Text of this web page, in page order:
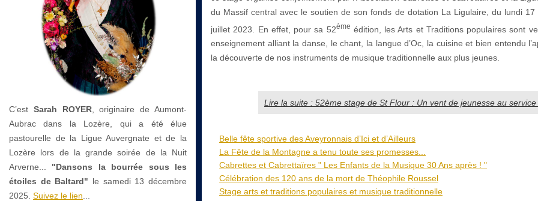
C’est Sarah ROYER, originaire de Aumont-
Aubrac dans la Lozère, qui a été élue
pastourelle de la Ligue Auvergnate et de la
Lozère lors de la grande soirée de la Nuit
Arverne...
"Dansons la bourrée sous les
étoiles de Baltard" le samedi 13 décembre
2025. Suivez le lien
du Massif central avec le soutien de son fonds de dotation La Ligulaire, du lundi 17
juillet 2023. En effet, pour sa 52ème édition, les Arts et Traditions populaires sont
enseignement alliant la danse, le chant, la langue d’Oc, la cuisine et bien entendu
la découverte de nos instruments de musique traditionnelle aux plus jeunes.
Lire la suite : 52ème stage de St Flour : Un vent de jeunesse au
Belle fête sportive des Aveyronnais d’Ici et d’Ailleurs
La Fête de la Montagne a tenu toute ses promesses...
Cabrettes et Cabrettaïres " Les Enfants de la Musique 30 Ans après ! "
Célébration des 120 ans de la mort de Théophile Roussel
Stage arts et traditions populaires et musique traditionnelle